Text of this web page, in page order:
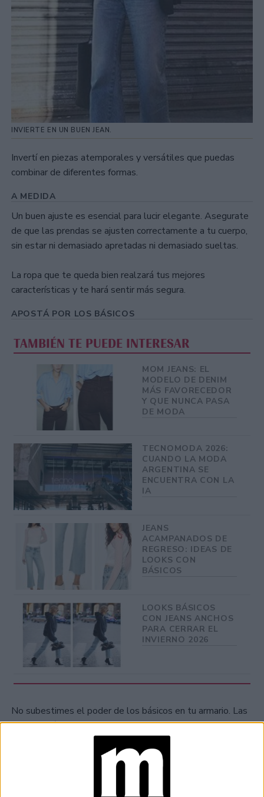
INVIERTE EN UN BUEN JEAN.
Invertí en piezas atemporales y versátiles que puedas
combinar de diferentes formas.
A MEDIDA
Un buen ajuste es esencial para lucir elegante. Asegurate
de que las prendas se ajusten correctamente a tu cuerpo,
sin estar ni demasiado apretadas ni demasiado sueltas.
La ropa que te queda bien realzará tus mejores
características y te hará sentir más segura.
APOSTÁ POR LOS BÁSICOS
TAMBIÉN TE PUEDE INTERESAR
MOM JEANS: EL
MODELO DE DENIM
MÁS FAVORECEDOR
Y QUE NUNCA PASA
DE MODA
TECNOMODA 2026:
CUANDO LA MODA
ARGENTINA SE
ENCUENTRA CON LA
IA
JEANS
ACAMPANADOS DE
REGRESO: IDEAS DE
LOOKS CON
BÁSICOS
LOOKS BÁSICOS
CON JEANS ANCHOS
PARA CERRAR EL
INVIERNO 2026
No subestimes el poder de los básicos en tu armario. Las
prendas básicas son clave para crear looks elegantes y